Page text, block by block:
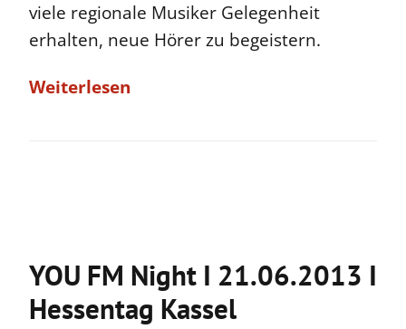
viele regionale Musiker Gelegenheit
erhalten, neue Hörer zu begeistern.
Weiterlesen
YOU FM Night I 21.06.2013 I
Hessentag Kassel